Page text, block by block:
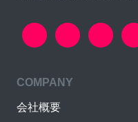
COMPANY
会社概要